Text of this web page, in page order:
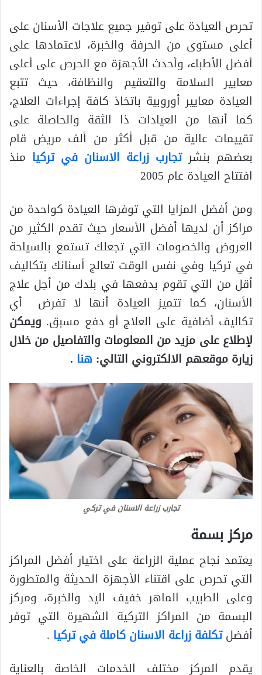
تحرص العيادة على توفير جميع علاجات الأسنان على
أعلى مستوى من الحرفة والخبرة، لاعتمادها على
أفضل الأطباء، وأحدث الأجهزة مع الحرص على أعلى
معايير السلامة والتعقيم والنظافة، حيث تتبع
العيادة معايير أوروبية باتخاذ كافة إجراءات العلاج،
كما أنها من العيادات ذا الثقة والحاصلة على
تقييمات عالية من قبل أكثر من ألف مريض قام
بعضهم بنشرتجارب زراعة الاسنان في تركيا منذ
افتتاح العيادة عام 2005
ومن أفضل المزايا التي توفرها العيادة كواحدة من
مراكز أن لديها أفضل الأسعار حيث تقدم الكثير من
العروض والخصومات التي تجعلك تستمع بالسياحة
في تركيا وفي نفس الوقت تعالج أسنانك بتكاليف
أقل من التي تقوم بدفعها في بلدك من أجل علاج
الأسنان، كما تتميز العيادة أنها لا تفرض أي
تكاليف أضافية على العلاج أو دفع مسبق. ويمكن
لإطلاع على مزيد من المعلومات والتفاصيل من خلال
زيارة موقعهم الالكتروني التالي: هنا .
تجارب زراعة الاسنان في تركي
مركز بسمة
يعتمد نجاح عملية الزراعة على اختيار أفضل المراكز
التي تحرص على اقتناء الأجهزة الحديثة والمتطورة
وعلى الطبيب الماهر خفيف اليد والخبرة، ومركز
البسمة من المراكز التركية الشهيرة التي توفر
أفضلتكلفة زراعة الاسنان كاملة في تركيا .
يقدم المركز مختلف الخدمات الخاصة بالعناية